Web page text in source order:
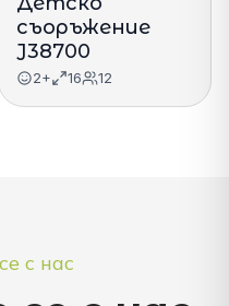
съоръжение
J38700
2+ 16 12
с нас